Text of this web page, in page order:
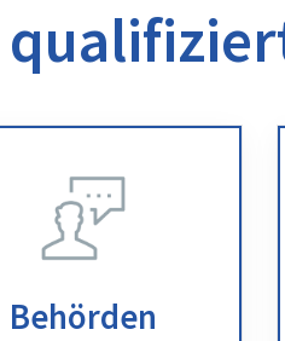
Behörden